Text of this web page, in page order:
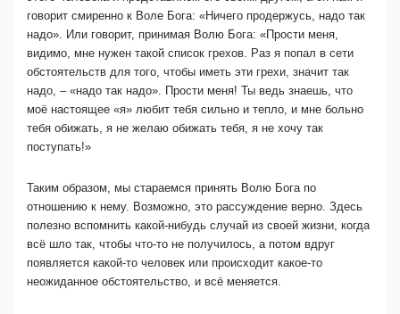
говорит смиренно к Воле Бога: «Ничего продержусь, надо так
надо». Или говорит, принимая Волю Бога: «Прости меня,
видимо, мне нужен такой список грехов. Раз я попал в сети
обстоятельств для того, чтобы иметь эти грехи, значит так
надо, – «надо так надо». Прости меня! Ты ведь знаешь, что
моё настоящее «я» любит тебя сильно и тепло, и мне больно
тебя обижать, я не желаю обижать тебя, я не хочу так
поступать!»
Таким образом, мы стараемся принять Волю Бога по
отношению к нему. Возможно, это рассуждение верно. Здесь
полезно вспомнить какой-нибудь случай из своей жизни, когда
всё шло так, чтобы что-то не получилось, а потом вдруг
появляется какой-то человек или происходит какое-то
неожиданное обстоятельство, и всё меняется.